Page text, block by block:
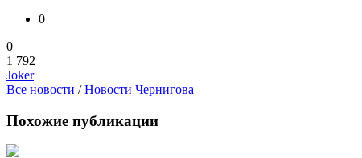
0
0
1 792
Joker
Все новости /Новости Чернигова
Похожие публикации